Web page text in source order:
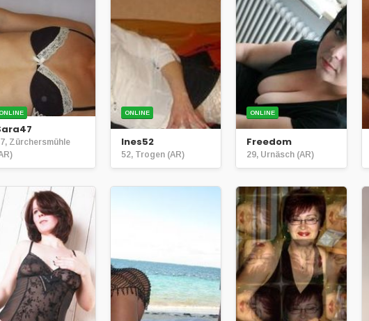
ONLINE
Zürchersmühle
ONLINE
Ines52
52, Trogen (AR)
ONLINE
Freedom
29, Urnäsch (AR)